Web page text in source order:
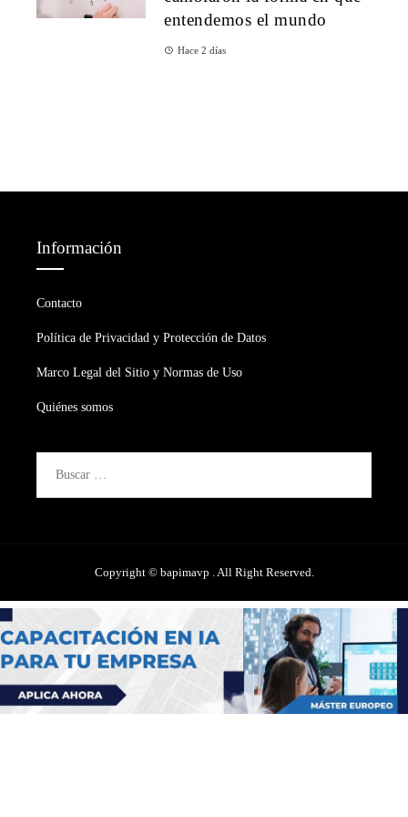
entendemos el mundo
Hace 2 días
Información
Contacto
Política de Privacidad y Protección de Datos
Marco Legal del Sitio y Normas de Uso
Quiénes somos
Copyright © bapimavp . All Right Reserved.